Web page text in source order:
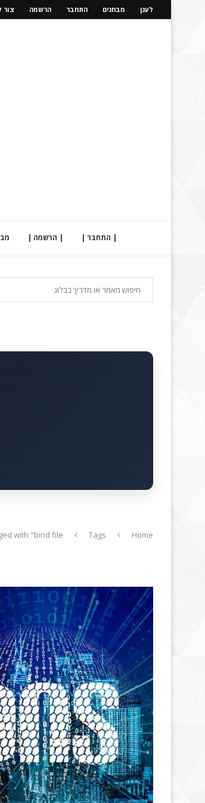
לענן מבחנים התחבר הרשמה צור
| התחבר | | הרשמה |
Home
Tags
with "bind file"